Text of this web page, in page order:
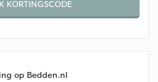
KORTINGSCODE
op Bedden.nl